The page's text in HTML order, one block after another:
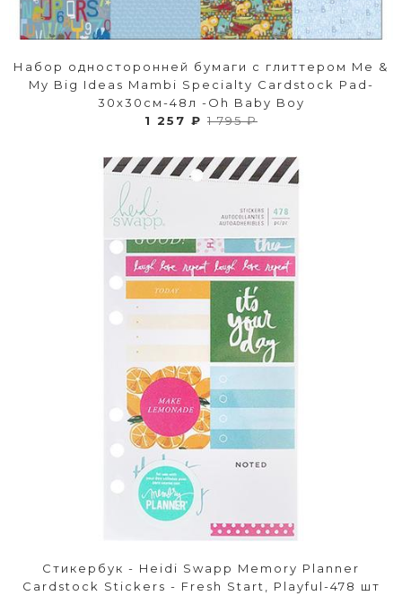
Набор односторонней бумаги с глиттером Me &
My Big Ideas Mambi Specialty Cardstock Pad-
30х30см-48л -Oh Baby Boy
1 257 ₽ 1 795 ₽
Стикербук - Heidi Swapp Memory Planner
Cardstock Stickers - Fresh Start, Playful-478 шт